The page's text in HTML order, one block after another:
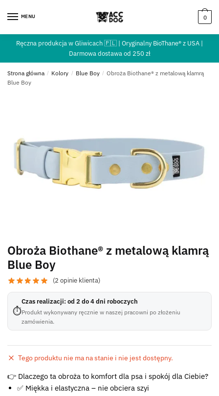
MENU 0
Ręczna produkcja w Gliwicach 🇵🇱 | Oryginalny BioThane® z USA |
Darmowa dostawa od 250 zł
Strona główna / Kolory / Blue Boy / Obroża Biothane® z metalową klamrą
Blue Boy
Obroża Biothane® z metalową klamrą
Blue Boy
(2 opinie klienta)
⏱
Czas realizacji: od 2 do 4 dni roboczych
Produkt wykonywany ręcznie w naszej pracowni po złożeniu
zamówienia.
Tego produktu nie ma na stanie i nie jest dostępny.
Błąd:Brak formularza kontaktowego.
👉 Dlaczego ta obroża to komfort dla psa i spokój dla Ciebie?
✅ Miękka i elastyczna – nie obciera szyi